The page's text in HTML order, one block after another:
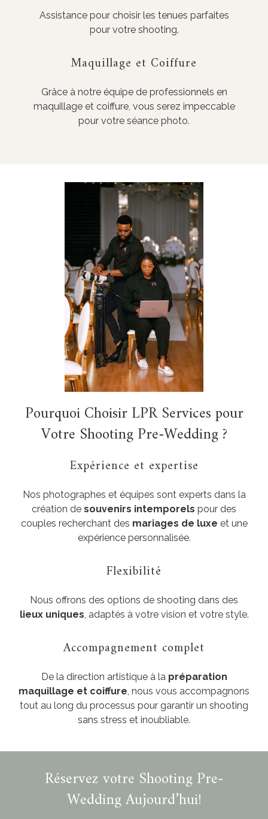
Assistance pour choisir les tenues parfaites
pour votre shooting.
Maquillage et Coiffure
Grâce à notre équipe de professionnels en
maquillage et coiffure, vous serez impeccable
pour votre séance photo.
Pourquoi Choisir LPR Services pour
Votre Shooting Pre-Wedding ?
Expérience et expertise
Nos photographes et équipes sont experts dans la
création de souvenirs intemporels pour des
couples recherchant des mariages de luxe et une
expérience personnalisée.
Flexibilité
Nous offrons des options de shooting dans des
lieux uniques , adaptés à votre vision et votre style.
Accompagnement complet
De la direction artistique à la préparation
maquillage et coiffure , nous vous accompagnons
tout au long du processus pour garantir un shooting
sans stress et inoubliable.
Réservez votre Shooting Pre-
Wedding Aujourd’hui!